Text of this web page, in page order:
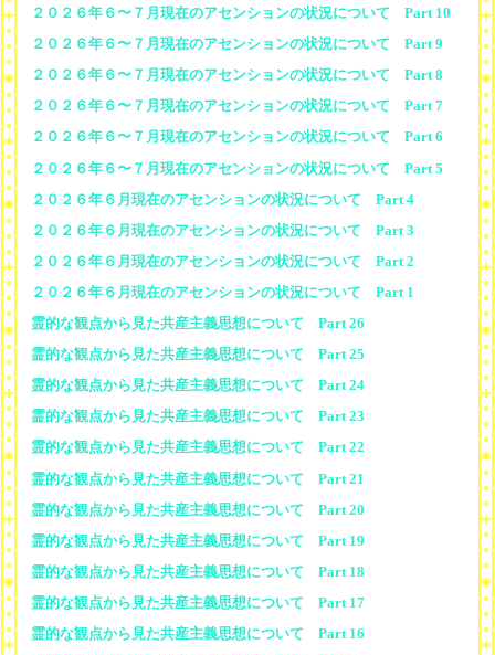
２０２６年６〜７月現在のアセンションの状況について Part 10
２０２６年６〜７月現在のアセンションの状況について Part 9
２０２６年６〜７月現在のアセンションの状況について Part 8
２０２６年６〜７月現在のアセンションの状況について Part 7
２０２６年６〜７月現在のアセンションの状況について Part 6
２０２６年６〜７月現在のアセンションの状況について Part 5
２０２６年６月現在のアセンションの状況について Part 4
２０２６年６月現在のアセンションの状況について Part 3
２０２６年６月現在のアセンションの状況について Part 2
２０２６年６月現在のアセンションの状況について Part 1
霊的な観点から見た共産主義思想について Part 26
霊的な観点から見た共産主義思想について Part 25
霊的な観点から見た共産主義思想について Part 24
霊的な観点から見た共産主義思想について Part 23
霊的な観点から見た共産主義思想について Part 22
霊的な観点から見た共産主義思想について Part 21
霊的な観点から見た共産主義思想について Part 20
霊的な観点から見た共産主義思想について Part 19
霊的な観点から見た共産主義思想について Part 18
霊的な観点から見た共産主義思想について Part 17
霊的な観点から見た共産主義思想について Part 16